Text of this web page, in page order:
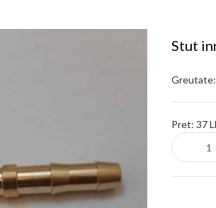
Stut
Greutate:
Pret:37